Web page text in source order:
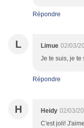
Répondre
L Limue 02/03/
Je te suis, je te
Répondre
H Heidy 02/03/
C'est joli!